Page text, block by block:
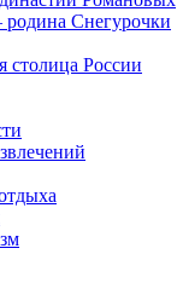
родина Снегурочки
столица России